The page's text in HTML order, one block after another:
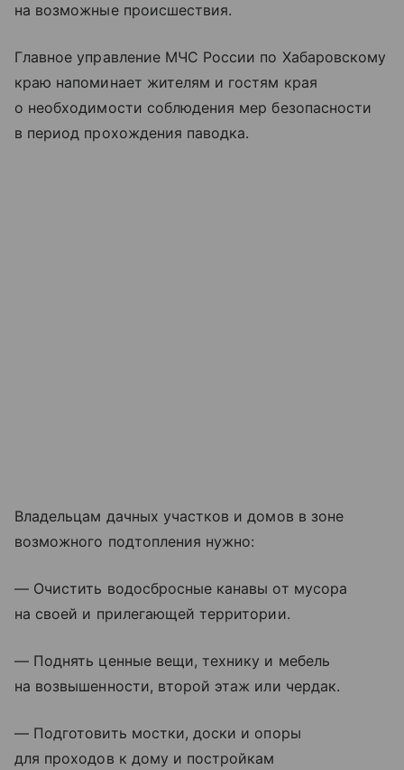
на возможные происшествия.
Главное управление МЧС России по Хабаровскому
краю напоминает жителям и гостям края
о необходимости соблюдения мер безопасности
в период прохождения паводка.
Владельцам дачных участков и домов в зоне
возможного подтопления нужно:
— Очистить водосбросные канавы от мусора
на своей и прилегающей территории.
— Поднять ценные вещи, технику и мебель
на возвышенности, второй этаж или чердак.
— Подготовить мостки, доски и опоры
для проходов к дому и постройкам